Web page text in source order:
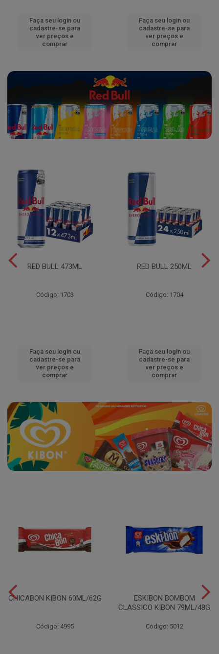
Faça seu login ou
cadastre-se para
ver preços e
comprar
Faça seu login ou
cadastre-se para
ver preços e
comprar
RED BULL 473ML
Código: 1703
Faça seu login ou
cadastre-se para
ver preços e
comprar
RED BULL 250ML
Código: 1704
Faça seu login ou
cadastre-se para
ver preços e
comprar
CHICABON KIBON 60ML/62G
Código: 4995
ESKIBON BOMBOM
CLASSICO KIBON 79ML/48G
Código: 5012